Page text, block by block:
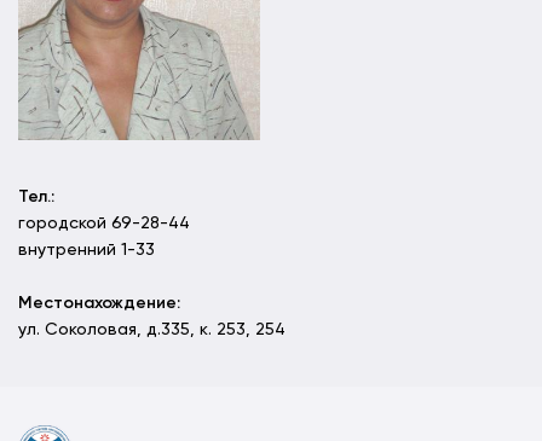
Тел.:
городской 69-28-44
внутренний 1-33
Местонахождение:
ул. Соколовая, д.335, к. 253, 254